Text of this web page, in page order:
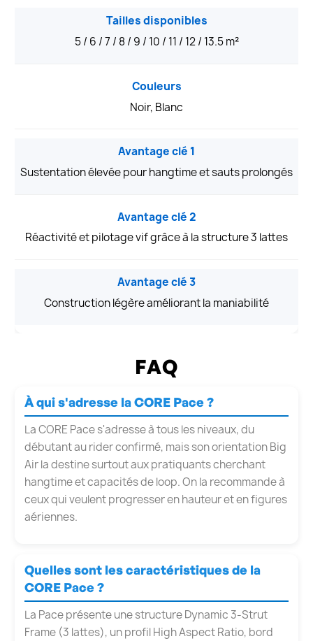
Tailles disponibles
5 / 6 / 7 / 8 / 9 / 10 / 11 / 12 / 13.5 m²
Couleurs
Noir, Blanc
Avantage clé 1
Sustentation élevée pour hangtime et sauts prolongés
Avantage clé 2
Réactivité et pilotage vif grâce à la structure 3 lattes
Avantage clé 3
Construction légère améliorant la maniabilité
FAQ
À qui s'adresse la CORE Pace ?
La CORE Pace s'adresse à tous les niveaux, du
débutant au rider confirmé, mais son orientation Big
Air la destine surtout aux pratiquants cherchant
hangtime et capacités de loop. On la recommande à
ceux qui veulent progresser en hauteur et en figures
aériennes.
Quelles sont les caractéristiques de la
CORE Pace ?
La Pace présente une structure Dynamic 3-Strut
Frame (3 lattes), un profil High Aspect Ratio, bord